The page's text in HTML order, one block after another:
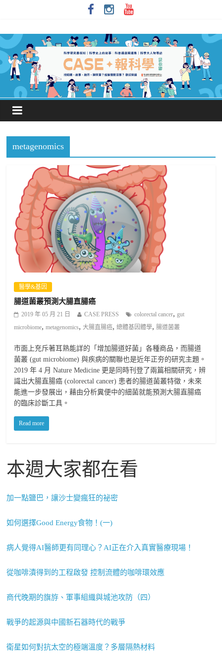
metagenomics
醫學&基因
腸道菌叢預測大腸直腸癌
2019 年 05 月 21 日 CASE PRESS colorectal cancer,gut
microbiome,metagenomics,大腸直腸癌,總體基因體學,腸道菌叢
市面上充斥著耳熟能詳的「增加腸道好菌」各種商品，而腸道
菌叢 (gut microbiome) 與疾病的關聯也是近年正夯的研究主題。
2019 年 4 月 Nature Medicine 更是同時刊登了兩篇相關研究，辨
識出大腸直腸癌 (colorectal cancer) 患者的腸道菌叢特徵，未來
能進一步發展出，藉由分析糞便中的細菌就能預測大腸直腸癌
的臨床診斷工具。
Read more
本週大家都在看
加一點鹽巴，讓沙士變瘋狂的祕密
如何選擇Good Energy食物！(一)
病人覺得AI醫師更有同理心？AI正在介入真實醫療現場！
從咖啡漬得到的工程啟發 控制流體的咖啡環效應
商代晚期的旗斿、軍事組織與城池攻防（四）
戰爭的起源與中國新石器時代的戰爭
衛星如何對抗太空的極端溫度？多層隔熱材料